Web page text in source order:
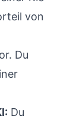
von
Du
Du